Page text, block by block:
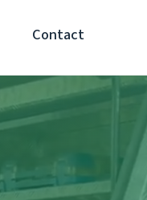
Contact